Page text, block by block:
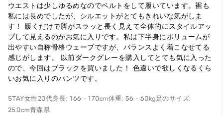
ウエストは少しゆるめなのでベルトをして履いています。裾も
私には長めでしたが、シルエットがとてもきれいな気がしま
す！ 履くだけで脚がスラッと長く見えて全体的にスタイルアッ
プして見えるのがお気に入りです。私は下半身にボリュームが
出やすい自称骨格ウェーブですが、バランスよく着こなせてる
感じがします。 以前ダークグレーを購入してとても気に入った
ので、今回はブラックを買いました！ 色違いで欲しくなるくら
いお気に入りのパンツです。
STAY女性20代身長: 166 - 170cm体重: 56 - 60kg 足のサイズ:
25.0cm青森県